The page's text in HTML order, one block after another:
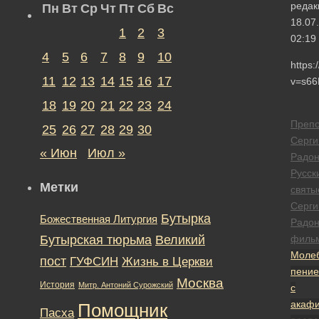
02:19
пение
с
Пн Вт Ср Чт Пт Сб Вс
1
2
3
4
5 6 7 8 9
10
11 12 13 14 15 16 17
18 19 20 21 22 23 24
25 26 27 28 29 30
« Июн
Июл »
Метки
Божественная Литургия Бутырка
Бутырская тюрьма Великий
пост ГУФСИН Жизнь в Церкви
История Митр. Антоний Сурожский Москва
Пасха Помощник